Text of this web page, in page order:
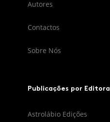
Autores
Contactos
Sobre Nós
Publicações por Editora
Astrolábio Edições